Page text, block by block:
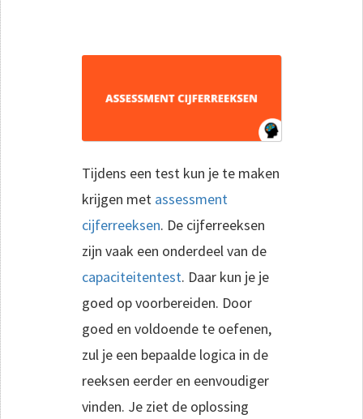
Tijdens een test kun je te maken
krijgen met assessment
cijferreeksen. De cijferreeksen
zijn vaak een onderdeel van de
capaciteitentest. Daar kun je je
goed op voorbereiden. Door
goed en voldoende te oefenen,
zul je een bepaalde logica in de
reeksen eerder en eenvoudiger
vinden. Je ziet de oplossing